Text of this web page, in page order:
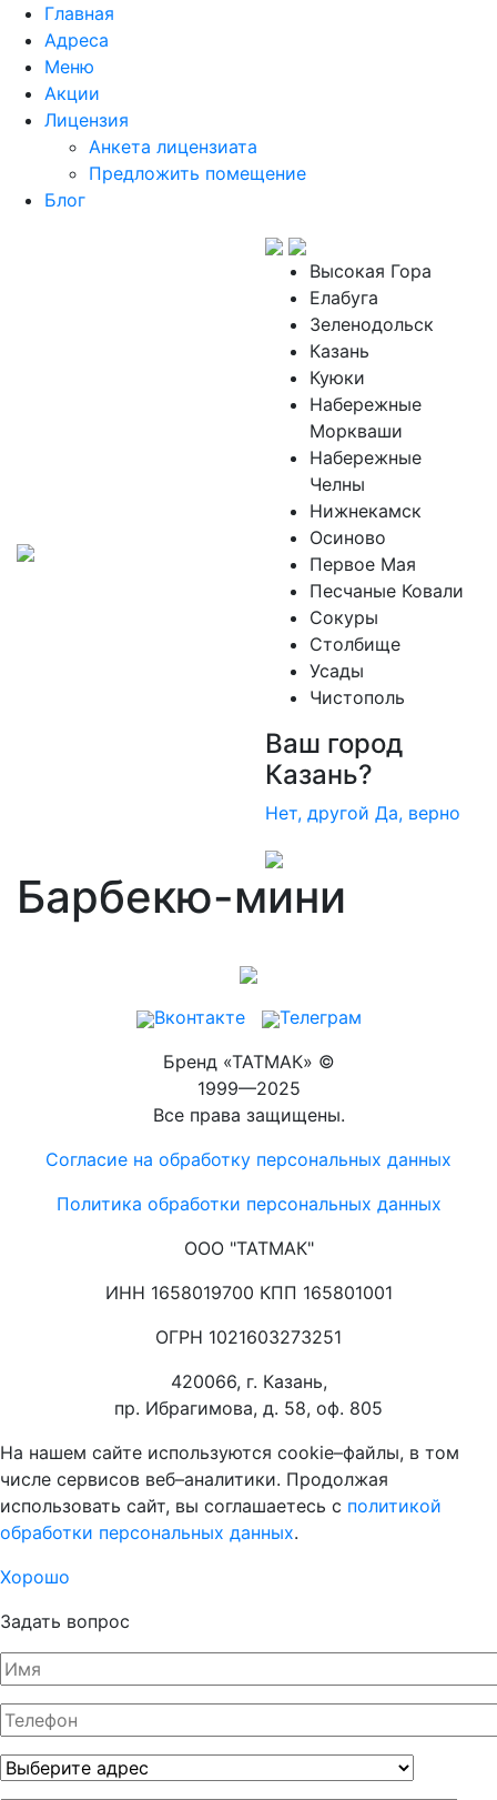
Главная
Адреса
Меню
Акции
Лицензия
Анкета лицензиата
Предложить помещение
Блог
Высокая Гора
Елабуга
Зеленодольск
Казань
Куюки
Набережные
Моркваши
Набережные
Челны
Нижнекамск
Осиново
Первое Мая
Песчаные Ковали
Сокуры
Столбище
Усады
Чистополь
Ваш город
Казань?
Нет, другой Да, верно
Барбекю-мини
Вконтакте
Телеграм
Бренд «ТАТМАК» ©
1999—2025
Все права защищены.
Согласие на обработку персональных данных
Политика обработки персональных данных
ООО "ТАТМАК"
ИНН 1658019700 КПП 165801001
ОГРН 1021603273251
420066, г. Казань,
пр. Ибрагимова, д. 58, оф. 805
На нашем сайте используются cookie–файлы, в том
числе сервисов веб–аналитики. Продолжая
использовать сайт, вы соглашаетесь с политикой
обработки персональных данных.
Хорошо
Задать вопрос